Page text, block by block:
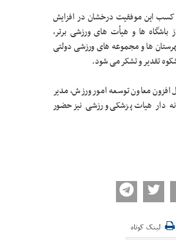
این موفقیت درخشان در افزایش
باشگاه ها و هیأت های ورزشی برتر،
ها و مجموعه های ورزشی دولتی
تقدیر و تشکر می شود.
افزون معاون توسعه امور ورزش، مدیر
دار هیات پزشکی ورزشی نیز حضور
لینک کوتاه